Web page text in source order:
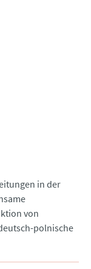
in der
von
polnische